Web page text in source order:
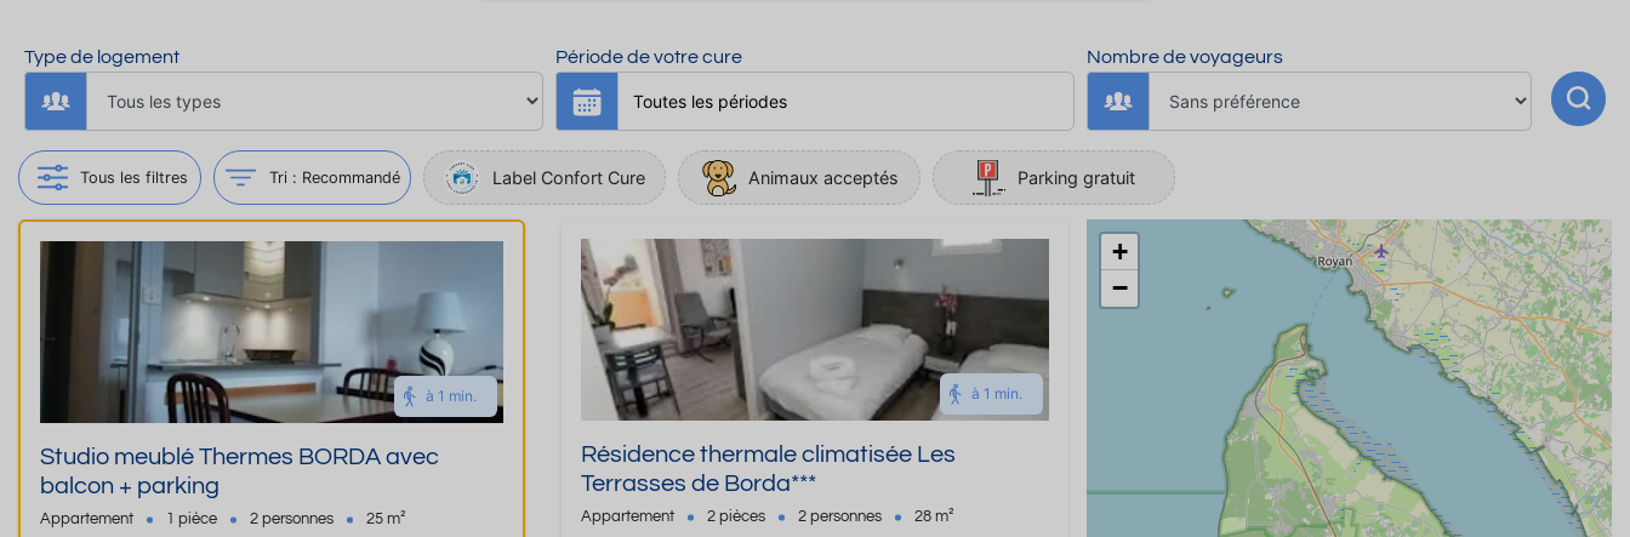
Type de logement Période de votre cure Nombre de voyageurs
Tous les filtres Tri : Recommandé Label Confort Cure Animaux acceptés Parking gratuit
à 1 min.
Studio meublé Thermes BORDA avec
balcon + parking
Appartement 1 pièce 2 personnes 25 m²
à 1 min.
Résidence thermale climatisée Les
Terrasses de Borda***
Appartement 2 pièces 2 personnes 28 m²
+
−